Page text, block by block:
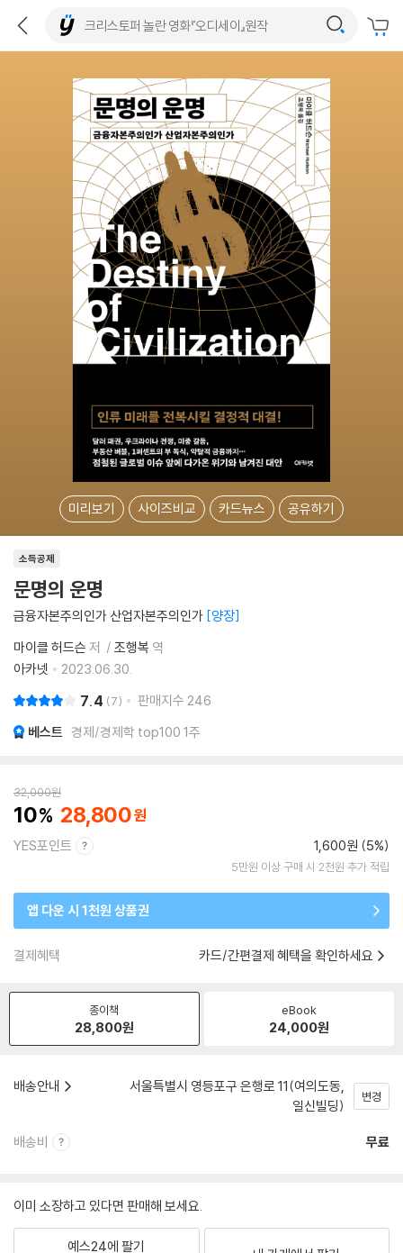
미리보기 사이즈비교 카드뉴스 공유하기
소득공제
문명의 운명
금융자본주의인가 산업자본주의인가 양장
마이클 허드슨 저 조행복 역
아카넷
2023.06.30.
7.4 7 판매지수 246
베스트 경제/경제학 top100 1주
32,000원
10 28,800
YES포인트 1,600원 (5%)
5만원 이상 구매 시 2천원 추가 적립
앱 다운 시 1천원 상품권
결제혜택 카드/간편결제 혜택을 확인하세요
종이책
28,800원
eBook
24,000원
배송안내
서울특별시 영등포구 은행로 11(여의도동,
일신빌딩)
변경
배송비 무료
이미 소장하고 있다면 판매해 보세요.
예스24에 팔기